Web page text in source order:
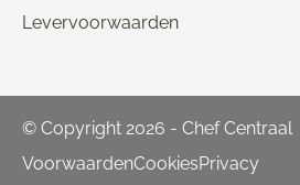
Levervoorwaarden
© Copyright 2026 - Chef Centraal
VoorwaardenCookiesPrivacy